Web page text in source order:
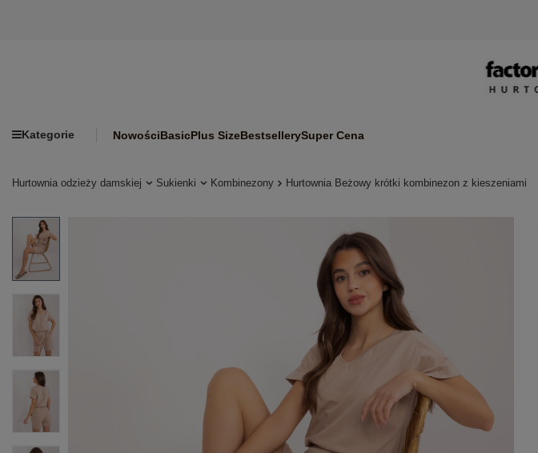
Kategorie NowościBasicPlus SizeBestsellerySuper Cena
Hurtownia odzieży damskiej Sukienki Kombinezony Hurtownia Beżowy krótki kombinezon z kieszeniami